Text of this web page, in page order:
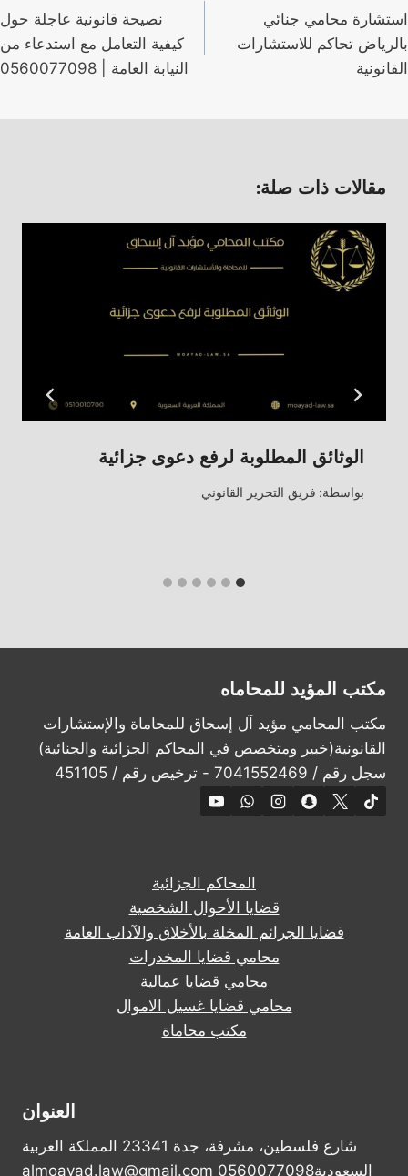
المقالات
استشارة محامي جنائي
بالرياض تحاكم للاستشارات
القانونية
نصيحة قانونية عاجلة حول
كيفية التعامل مع استدعاء من
النيابة العامة | 0560077098
مقالات ذات صلة:
الوثائق المطلوبة لرفع دعوى جزائية
بواسطة: فريق التحرير القانوني
مكتب المؤيد للمحاماه
مكتب المحامي مؤيد آل إسحاق للمحاماة والإستشارات
القانونية(خبير ومتخصص في المحاكم الجزائية والجنائية)
سجل رقم / 7041552469 - ترخيص رقم / 451105
المحاكم الجزائية
قضايا الأحوال الشخصية
قضايا الجرائم المخلة بالأخلاق والآداب العامة
محامي قضايا المخدرات
محامي قضايا عمالية
محامي قضايا غسيل الاموال
مكتب محاماة
العنوان
شارع فلسطين، مشرفة، جدة 23341 المملكة العربية
السعودية0560077098 almoayad.law@gmail.com